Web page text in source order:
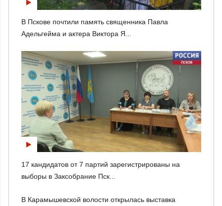
В Пскове почтили память священника Павла
Адельгейма и актера Виктора Я...
17 кандидатов от 7 партий зарегистрированы на
выборы в Заксобрание Пск...
В Карамышевской волости открылась выставка